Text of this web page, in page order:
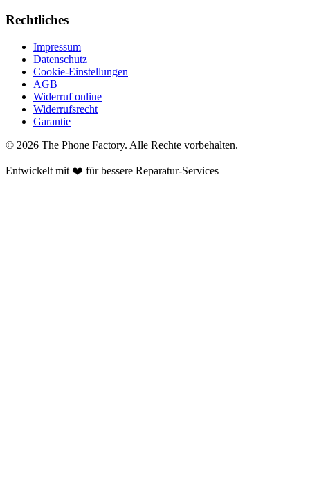
Rechtliches
Impressum
Datenschutz
Cookie-Einstellungen
AGB
Widerruf online
Widerrufsrecht
Garantie
© 2026 The Phone Factory. Alle Rechte vorbehalten.
Entwickelt mit ❤️ für bessere Reparatur-Services